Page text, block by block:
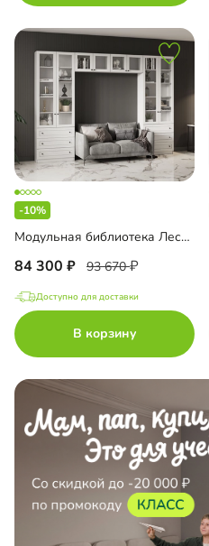
-10%
Модульная библиотека Лестер-12
84 300 93 670
Доступно для доставки
В корзину